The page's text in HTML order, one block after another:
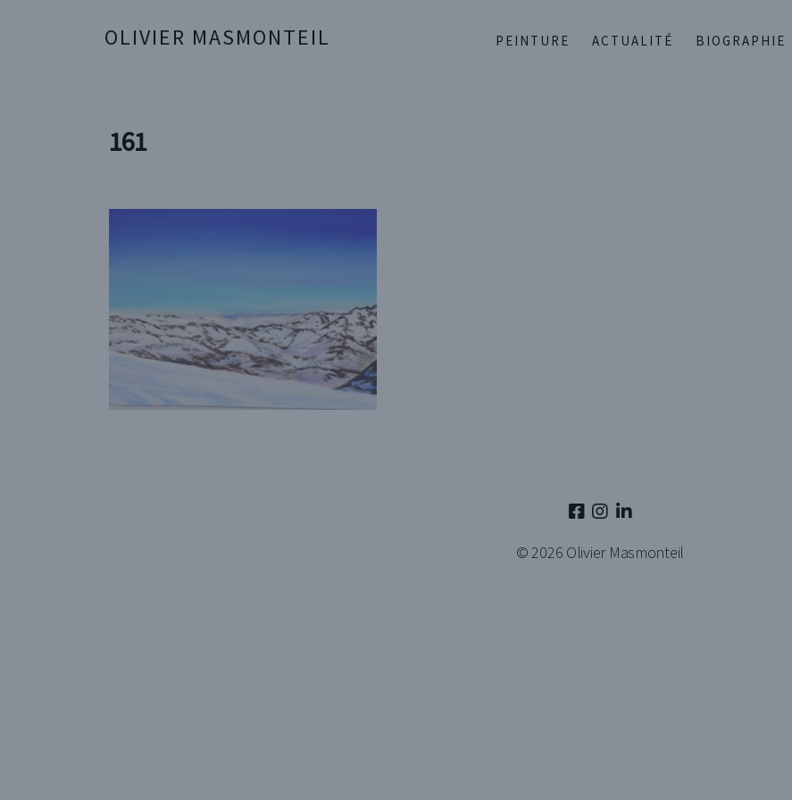
OLIVIER MASMONTEIL PEINTURE ACTUALITÉ BIOGRAPHIE
161
© 2026 Olivier Masmonteil